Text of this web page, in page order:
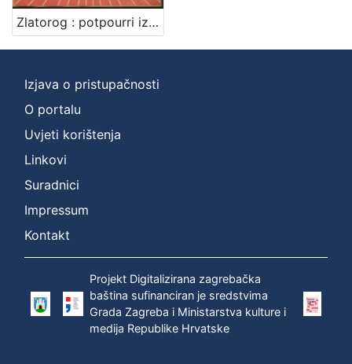
Zlatorog : potpourri iz opere : za glasovir dvoručno / Viktor Parma
Izjava o pristupačnosti
O portalu
Uvjeti korištenja
Linkovi
Suradnici
Impressum
Kontakt
Projekt Digitalizirana zagrebačka
baština sufinanciran je sredstvima
Grada Zagreba i Ministarstva kulture i
medija Republike Hrvatske